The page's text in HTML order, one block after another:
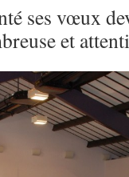
ses vœux
et